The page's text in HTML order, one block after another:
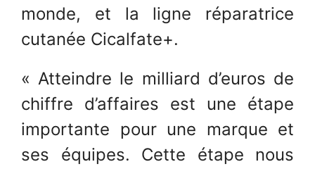
monde, et la ligne réparatrice
cutanée Cicalfate+.
« Atteindre le milliard d’euros de
chiffre d’affaires est une étape
importante pour une marque et
ses équipes. Cette étape nous